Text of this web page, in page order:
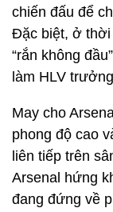
chiến đấu để
Đặc biệt, ở thời
“rắn không
làm HLV
May cho
phong độ cao
liên tiếp trên
Arsenal hứng
đang đứng về